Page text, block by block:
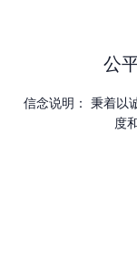
公
信念说明： 秉着以
度